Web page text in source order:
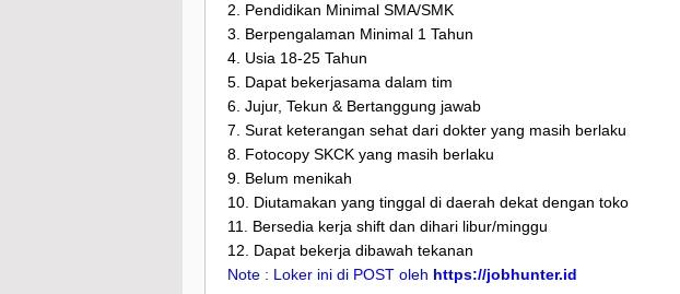
2. Pendidikan Minimal SMA/SMK
3. Berpengalaman Minimal 1 Tahun
4. Usia 18-25 Tahun
5. Dapat bekerjasama dalam tim
6. Jujur, Tekun & Bertanggung jawab
7. Surat keterangan sehat dari dokter yang masih berlaku
8. Fotocopy SKCK yang masih berlaku
9. Belum menikah
10. Diutamakan yang tinggal di daerah dekat dengan toko
11. Bersedia kerja shift dan dihari libur/minggu
12. Dapat bekerja dibawah tekanan
Note : Loker ini di POST oleh https://jobhunter.id